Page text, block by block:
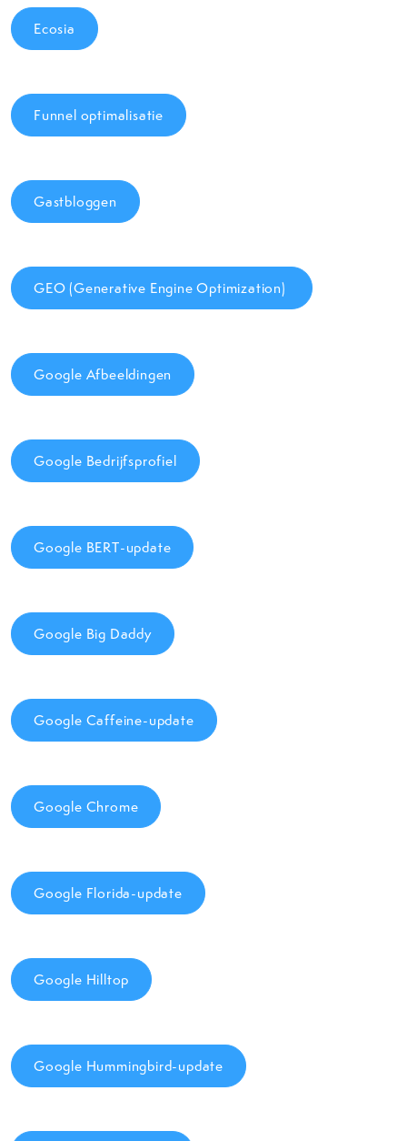
Ecosia
Funnel optimalisatie
Gastbloggen
GEO (Generative Engine Optimization)
Google Afbeeldingen
Google Bedrijfsprofiel
Google BERT-update
Google Big Daddy
Google Caffeine-update
Google Chrome
Google Florida-update
Google Hilltop
Google Hummingbird-update